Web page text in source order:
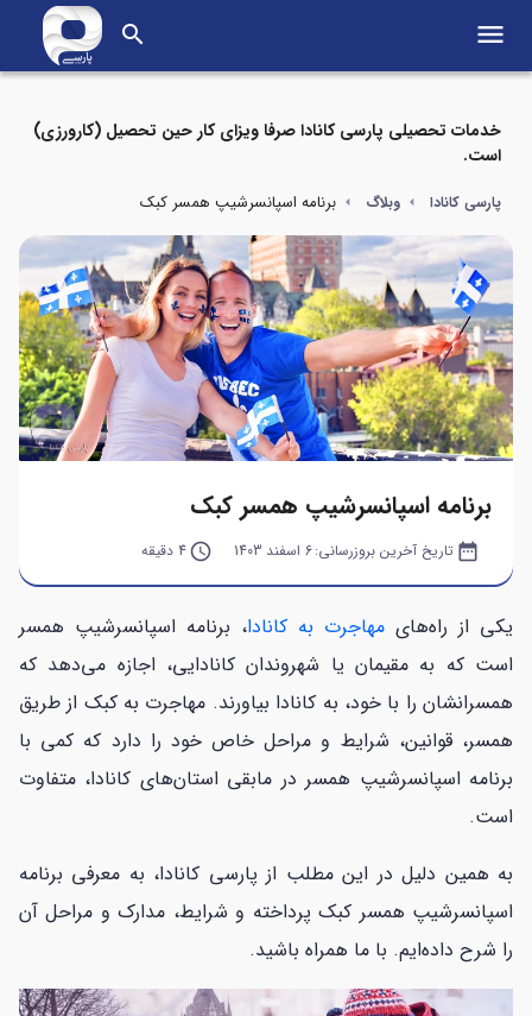
search menu
خدمات تحصیلی پارسی کانادا صرفا ویزای کار حین تحصیل (کارورزی)
است.
پارسی کانادا وبلاگ برنامه اسپانسرشیپ همسر کبک
برنامه اسپانسرشیپ همسر کبک
date_range تاریخ آخرین بروزرسانی:6 اسفند 1403 query_builder4 دقیقه
یکی از راه‌های مهاجرت به کانادا، برنامه اسپانسرشیپ همسر
است که به مقیمان یا شهروندان کانادایی، اجازه می‌دهد که
همسرانشان را با خود، به کانادا بیاورند. مهاجرت به کبک از طریق
همسر، قوانین، شرایط و مراحل خاص خود را دارد که کمی با
برنامه اسپانسرشیپ همسر در مابقی استان‌های کانادا، متفاوت
است.
به همین دلیل در این مطلب از پارسی کانادا، به معرفی برنامه
اسپانسرشیپ همسر کبک پرداخته و شرایط، مدارک و مراحل آن
را شرح داده‌ایم. با ما همراه باشید.